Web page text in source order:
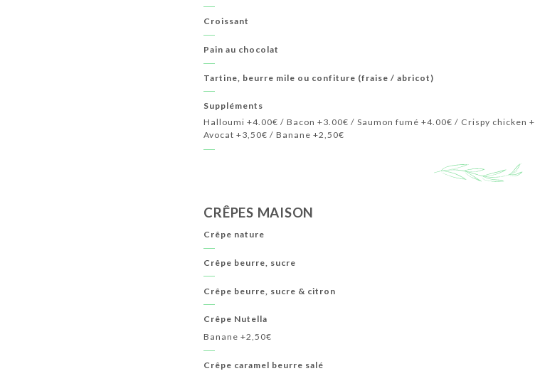
Croissant
Pain au chocolat
Tartine, beurre mile ou confiture (fraise / abricot)
Suppléments
Halloumi +4.00€ / Bacon +3.00€ / Saumon fumé +4.00€ / Crispy
Avocat +3,50€ / Banane +2,50€
CRÊPES MAISON
Crêpe nature
Crêpe beurre, sucre
Crêpe beurre, sucre & citron
Crêpe Nutella
Banane +2,50€
Crêpe caramel beurre salé